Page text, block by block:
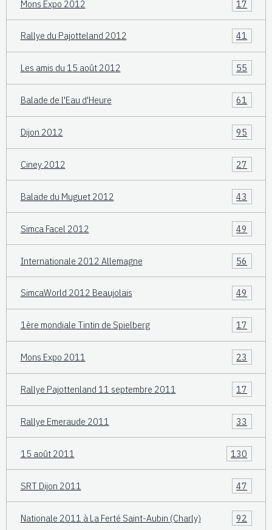
Mons Expo 2012 17
Rallye du Pajotteland 2012 41
Les amis du 15 août 2012 55
Balade de l'Eau d'Heure 61
Dijon 2012 95
Ciney 2012 27
Balade du Muguet 2012 43
Simca Facel 2012 49
Internationale 2012 Allemagne 56
SimcaWorld 2012 Beaujolais 49
1ère mondiale Tintin de Spielberg 17
Mons Expo 2011 23
Rallye Pajottenland 11 septembre 2011 17
Rallye Emeraude 2011 33
15 août 2011 130
SRT Dijon 2011 47
Nationale 2011 à La Ferté Saint-Aubin (Charly) 92